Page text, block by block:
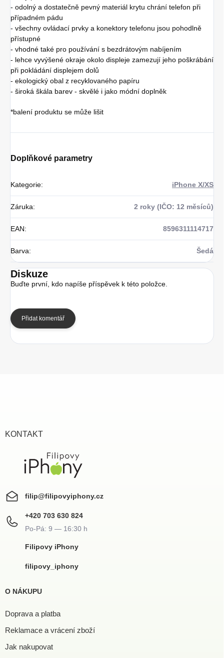
- odolný a dostatečně pevný materiál krytu chrání telefon při
případném pádu
- všechny ovládací prvky a konektory telefonu jsou pohodlně
přístupné
- vhodné také pro používání s bezdrátovým nabíjením
- lehce vyvýšené okraje okolo displeje zamezují jeho poškrábání
při pokládání displejem dolů
- ekologický obal z recyklovaného papíru
- široká škála barev - skvělé i jako módní doplněk
*balení produktu se může lišit
Doplňkové parametry
Kategorie: iPhone X/XS
Záruka: 2 roky (IČO: 12 měsíců)
EAN: 8596311114717
Barva: Šedá
Diskuze
Buďte první, kdo napíše příspěvek k této položce.
Přidat komentář
KONTAKT
filip@filipovyiphony.cz
+420 703 630 824
Filipovy iPhony
filipovy_iphony
O NÁKUPU
Doprava a platba
Reklamace a vrácení zboží
Jak nakupovat